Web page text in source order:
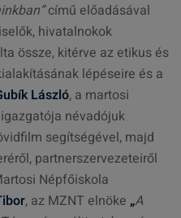
című előadásával
hivatalnokok
össze, kitérve az etikus és
lépéseire és a
László, a martosi
névadójuk
segítségével, majd
partnerszervezeteiről
Népfőiskola
, az MZNT elnöke „A